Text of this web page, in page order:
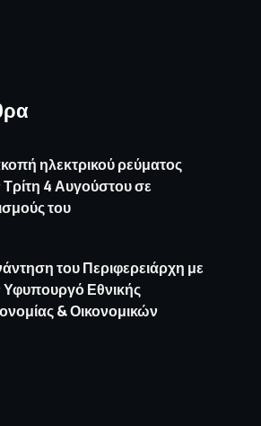
ηλεκτρικού ρεύματος
Τρίτη 4 Αυγούστου σε
του
του Περιφερειάρχη με
Υφυπουργό Εθνικής
& Οικονομικών